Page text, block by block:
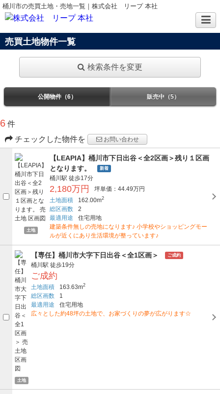
桶川市の売買土地・売地一覧｜株式会社 リープ 本社
売買土地物件一覧
検索条件を変更
公開物件（6） 販売中（5）
6 件
チェックした物件を
お問い合わせ
土地
【LEAPIA】桶川市下日出谷＜全2区画＞残り１区画
となります。
新着
桶川駅 徒歩17分
2,180万円
坪単価：44.49万円
土地面積
162.00m2
総区画数
2
最適用途
住宅用地
建築条件無しの売地になります♪ 小学校やショッピングモー
ルが近くにあり生活環境が整っています♪
土地
【専任】桶川市大字下日出谷＜全1区画＞ ご成約
桶川駅 徒歩19分
ご成約
土地面積 163.63m2
総区画数
1
最適用途
住宅用地
広々とした約48坪の土地で、お家づくりの夢が広がります☆